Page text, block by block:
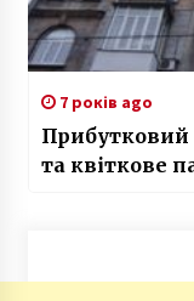
7 років ago
та квіткове